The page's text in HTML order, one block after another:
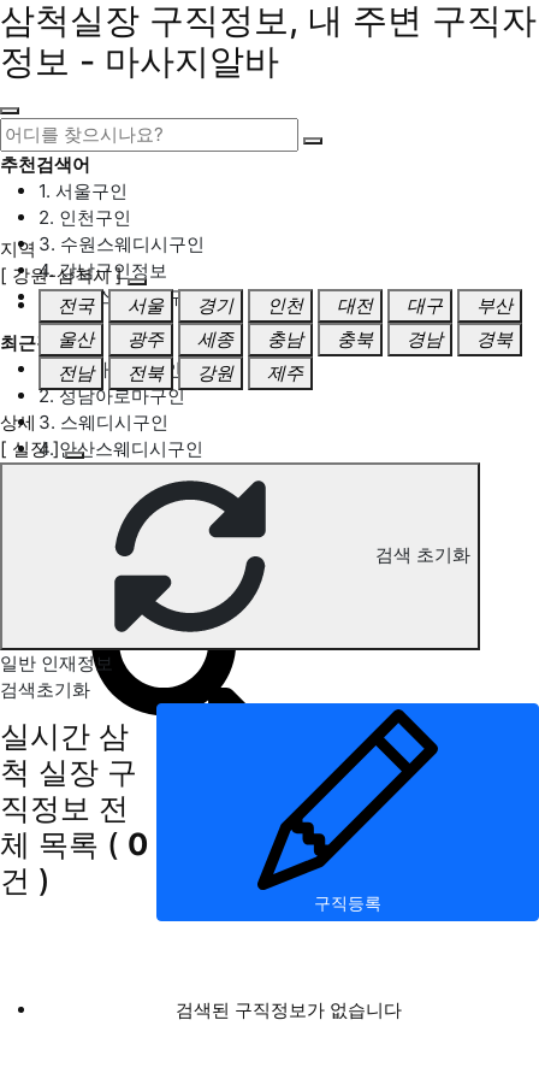
삼척실장 구직정보, 내 주변 구직자
정보 - 마사지알바
추천검색어
1. 서울구인
2. 인천구인
3. 수원스웨디시구인
4. 강남구인정보
5. 동탄스웨디시구인
최근검색어
1. 일산마사지구인
2. 성남아로마구인
3. 스웨디시구인
4. 안산스웨디시구인
삼척 실장 구직정보
지역
[ 강원-삼척시 ]
전국
서울 경기 인천 대전 대구
부산
울산
광주 세종 충남 충북 경남
경북
전남
전북 강원 제주
상세
[ 실장 ]
검색 초기화
일반 인재정보
검색초기화
실시간 삼
척 실장 구
직정보 전
체 목록 ( 0
건 )
구직등록
검색된 구직정보가 없습니다